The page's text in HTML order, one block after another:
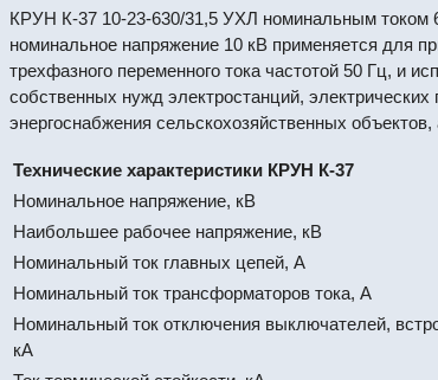
КРУН К-37 10-23-630/31,5 УХЛ номинальным током
номинальное напряжение 10 кВ применяется для
трехфазного переменного тока частотой 50 Гц, и
собственных нужд электростанций,
энергоснабжения сельскохозяйственных
Технические характеристики КРУН К-37
Номинальное напряжение, кВ
Наибольшее рабочее напряжение, кВ
Номинальный ток главных цепей, А
Номинальный ток трансформаторов тока, А
Номинальный ток отключения выключателей,
кА